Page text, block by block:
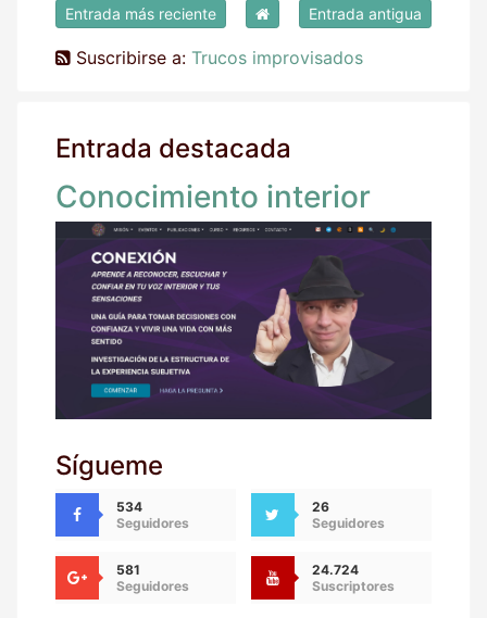
Entrada más reciente Entrada antigua
Suscribirse a: Trucos improvisados
Entrada destacada
Conocimiento interior
Sígueme
534
Seguidores
26
Seguidores
581
Seguidores
24.724
Suscriptores